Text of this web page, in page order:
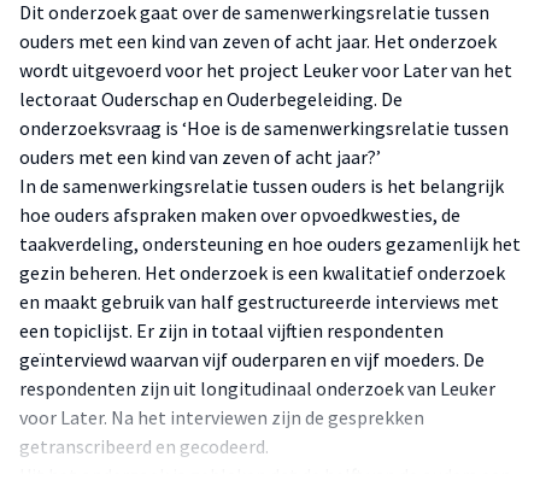
Dit onderzoek gaat over de samenwerkingsrelatie tussen
ouders met een kind van zeven of acht jaar. Het onderzoek
wordt uitgevoerd voor het project Leuker voor Later van het
lectoraat Ouderschap en Ouderbegeleiding. De
onderzoeksvraag is ‘Hoe is de samenwerkingsrelatie tussen
ouders met een kind van zeven of acht jaar?’
In de samenwerkingsrelatie tussen ouders is het belangrijk
hoe ouders afspraken maken over opvoedkwesties, de
taakverdeling, ondersteuning en hoe ouders gezamenlijk het
gezin beheren. Het onderzoek is een kwalitatief onderzoek
en maakt gebruik van half gestructureerde interviews met
een topiclijst. Er zijn in totaal vijftien respondenten
geïnterviewd waarvan vijf ouderparen en vijf moeders. De
respondenten zijn uit longitudinaal onderzoek van Leuker
voor Later. Na het interviewen zijn de gesprekken
getranscribeerd en gecodeerd.